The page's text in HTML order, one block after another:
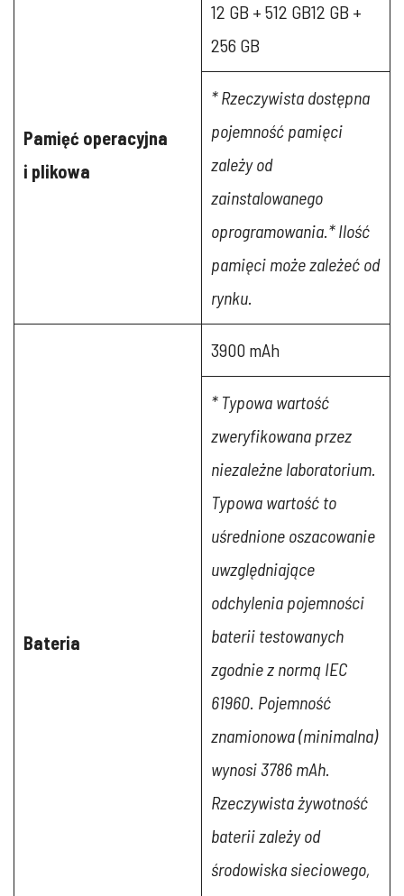
Pamięć operacyjna
i plikowa
12 GB + 512 GB12 GB +
256 GB
* Rzeczywista dostępna
pojemność pamięci
zależy od
zainstalowanego
oprogramowania.* Ilość
pamięci może zależeć od
rynku.
Bateria
3900 mAh
* Typowa wartość
zweryfikowana przez
niezależne laboratorium.
Typowa wartość to
uśrednione oszacowanie
uwzględniające
odchylenia pojemności
baterii testowanych
zgodnie z normą IEC
61960. Pojemność
znamionowa (minimalna)
wynosi 3786 mAh.
Rzeczywista żywotność
baterii zależy od
środowiska sieciowego,